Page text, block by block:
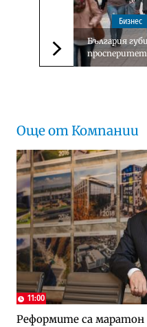
Следваща
Бизнес
България
просперитет
Още от Компании
11:00
Реформите са маратон